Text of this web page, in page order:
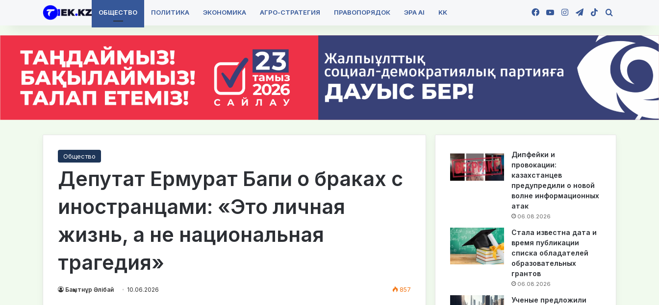
ОБЩЕСТВО ПОЛИТИКА ЭКОНОМИКА АГРО-СТРАТЕГИЯ ПРАВОПОРЯДОК ЭРА AI KK Facebook
YouTubeInstagramTelegram
TikTok
Общество
Депутат Ермурат Бапи о браках с
иностранцами: «Это личная
жизнь, а не национальная
трагедия»
Бақытнұр Әлібай 10.06.2026 857
Дипфейки и
провокации:
казахстанцев
предупредили о новой
волне информационных
атак
06.08.2026
Стала известна дата и
время публикации
списка обладателей
образовательных
грантов
06.08.2026
Ученые предложили